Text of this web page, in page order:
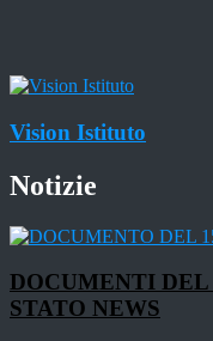
Vision Istituto
Notizie
DOCUMENTI
STATO NEWS